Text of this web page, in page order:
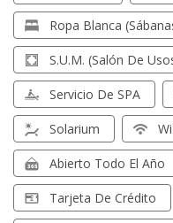
Ropa Blanca
S.U.M. (Salón De
Servicio De SPA
Solarium
Abierto Todo El Año
Tarjeta De Crédito